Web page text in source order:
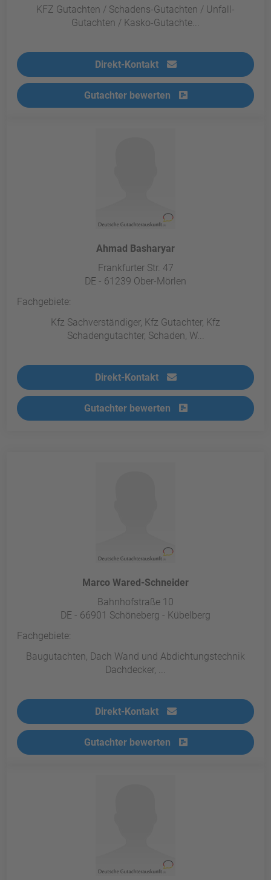
KFZ Gutachten / Schadens-Gutachten / Unfall-
Gutachten / Kasko-Gutachte...
Direkt-Kontakt
Gutachter bewerten
Ahmad Basharyar
Frankfurter Str. 47
DE - 61239 Ober-Mörlen
Fachgebiete:
Kfz Sachverständiger, Kfz Gutachter, Kfz
Schadengutachter, Schaden, W...
Direkt-Kontakt
Gutachter bewerten
Marco Wared-Schneider
Bahnhofstraße 10
DE - 66901 Schöneberg - Kübelberg
Fachgebiete:
Baugutachten, Dach Wand und Abdichtungstechnik
Dachdecker, ...
Direkt-Kontakt
Gutachter bewerten